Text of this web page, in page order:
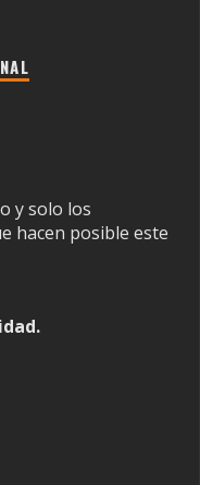
y solo los
hacen posible este